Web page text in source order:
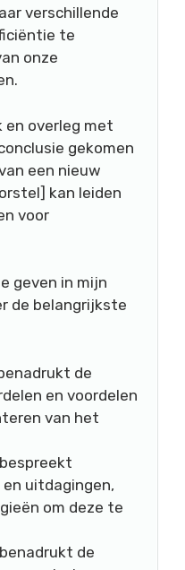
verschillende
te
onze
en overleg met
gekomen
een nieuw
kan leiden
voor
geven in mijn
de belangrijkste
de
en voordelen
van het
en uitdagingen,
om deze te
de